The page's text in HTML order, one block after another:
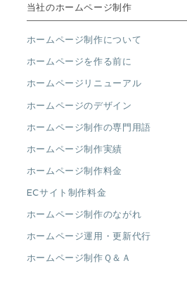
当社のホームページ制作
ホームページ制作について
ホームページを作る前に
ホームページリニューアル
ホームページのデザイン
ホームページ制作の専門用語
ホームページ制作実績
ホームページ制作料金
ECサイト制作料金
ホームページ制作のながれ
ホームページ運用・更新代行
ホームページ制作Ｑ＆Ａ